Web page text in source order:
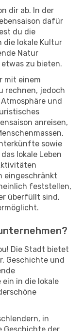
dir ab. In der
dafür
du die
die lokale Kultur
Natur
zu bieten.
mit einem
rechnen, jedoch
und
anreisen,
sowie
lokale Leben
eingeschränkt
feststellen,
überfüllt sind,
Die Stadt bietet
Geschichte und
in die lokale
in